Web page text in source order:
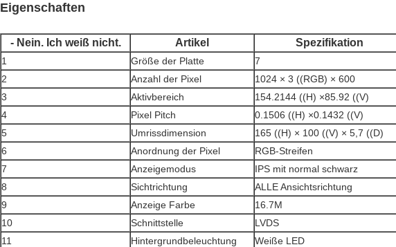
Eigenschaften
- Nein. Ich weiß nicht. Artikel Spezifikation
1 Größe der Platte 7
2
Anzahl der Pixel 1024 × 3 ((RGB) × 600
3
Aktivbereich 154.2144 ((H) ×85.92 ((V)
4
Pixel Pitch 0.1506 ((H) ×0.1432 ((V)
5
Umrissdimension 165 ((H) × 100 ((V) × 5,7 ((D)
6
Anordnung der Pixel RGB-Streifen
7
Anzeigemodus IPS mit normal schwarz
8
Sichtrichtung ALLE Ansichtsrichtung
9
Anzeige Farbe 16.7M
10
Schnittstelle LVDS
11
Hintergrundbeleuchtung Weiße LED